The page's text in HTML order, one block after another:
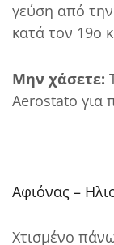
γεύση από
κατά τον 19ο
Μην χάσετε:
Aerostato για
Αφιόνας –
Χτισμένο